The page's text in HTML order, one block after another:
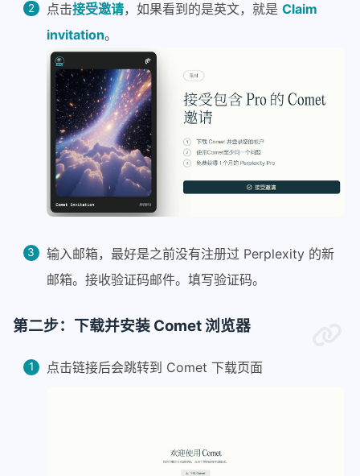
点击接受邀请，如果看到的是英文，就是 Claim
invitation。
输入邮箱，最好是之前没有注册过 Perplexity 的新
邮箱。接收验证码邮件。填写验证码。
第二步：下载并安装 Comet 浏览器
点击链接后会跳转到 Comet 下载页面